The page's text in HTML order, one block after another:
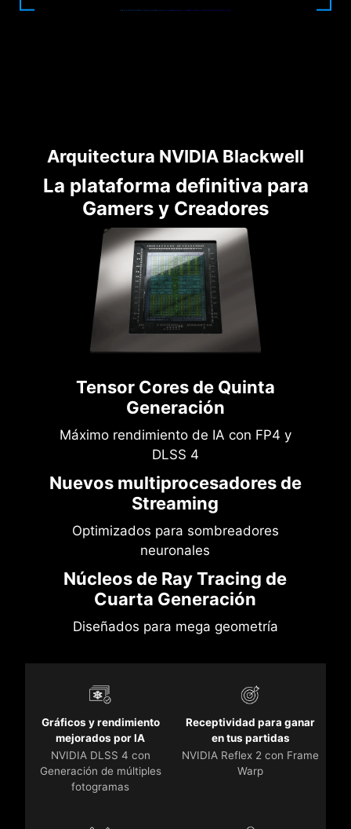
Arquitectura NVIDIA Blackwell
La plataforma definitiva para
Gamers y Creadores
Tensor Cores de Quinta
Generación
Máximo rendimiento de IA con FP4 y
DLSS 4
Nuevos multiprocesadores de
Streaming
Optimizados para sombreadores
neuronales
Núcleos de Ray Tracing de
Cuarta Generación
Diseñados para mega geometría
Gráficos y rendimiento
mejorados por IA
NVIDIA DLSS 4 con
Generación de múltiples
fotogramas
Receptividad para ganar
en tus partidas
NVIDIA Reflex 2 con Frame
Warp